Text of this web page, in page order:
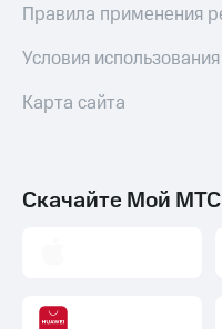
Правила применения
Условия
Карта сайта
Скачайте Мой МТС